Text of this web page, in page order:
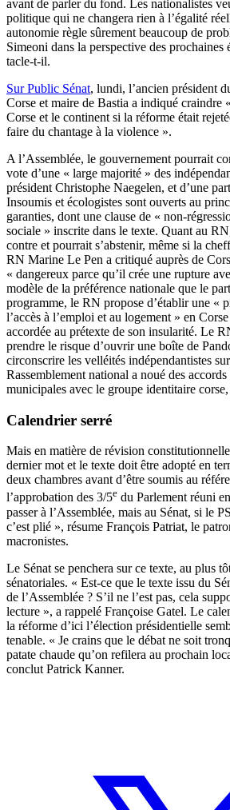
avant de parler du fond. Les nationalistes
politique qui ne changera rien à l’égalité
autonomie règle sûrement beaucoup de
Simeoni dans la perspective des prochaines
tacle-t-il.
Sur Public Sénat, lundi, l’ancien président
Corse et maire de Bastia a indiqué craindre
Corse et le continent si la réforme était
faire du chantage à la violence ».
A l’Assemblée, le gouvernement pourrait
vote d’une « large majorité » des
président Christophe Naegelen, et d’une
Insoumis et écologistes sont ouverts au
garanties, dont une clause de « non-
sociale » inscrite dans le texte. Quant au
contre et pourrait s’abstenir, même si la
RN Marine Le Pen a critiqué auprès de
« dangereux parce qu’il crée une rupture
modèle de la préférence nationale que le
programme, le RN propose d’établir une «
l’accès à l’emploi et au logement » en
accordée au prétexte de son insularité. Le
prendre le risque d’ouvrir une boîte de
circonscrire les velléités indépendantistes
Rassemblement national a noué des
municipales avec le groupe identitaire
Calendrier serré
Mais en matière de révision
dernier mot et le texte doit être adopté en
deux chambres avant d’être soumis au
l’approbation des 3/5e du Parlement réuni
passer à l’Assemblée, mais au Sénat, si le
c’est plié », résume François Patriat, le
macronistes.
Le Sénat se penchera sur ce texte, au plus
sénatoriales. « Est-ce que le texte issu du
de l’Assemblée ? S’il ne l’est pas, cela
lecture », a rappelé Françoise Gatel. Le
la réforme d’ici l’élection présidentielle
tenable. « Je crains que le débat ne soit
patate chaude qu’on refilera au prochain
conclut Patrick Kanner.